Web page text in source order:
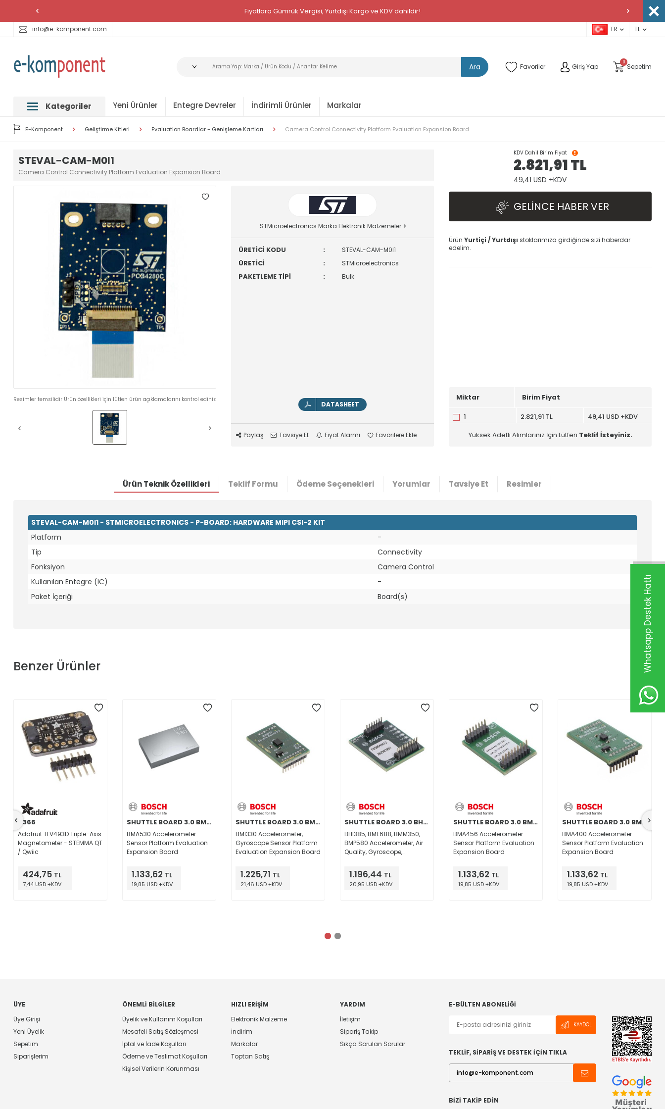
Whatsapp Destek Hattı
Fiyatlara Gümrük Vergisi, Yurtdışı Kargo ve KDV dahildir!
info@e-komponent.com TR TL
Ara Favoriler Giriş Yap
0
Sepetim
Kategoriler Yeni Ürünler Entegre Devreler İndirimli Ürünler Markalar
E-Komponent Geliştirme Kitleri Evaluation Boardlar - Genişleme Kartları Camera Control Connectivity Platform Evaluation Expansion Board
STEVAL-CAM-M0I1
Camera Control Connectivity Platform Evaluation Expansion Board
Resimler temsilidir Ürün özellikleri için lütfen ürün açıklamalarını kontrol ediniz
STMicroelectronics Marka Elektronik Malzemeler
ÜRETİCİ KODU : STEVAL-CAM-M0I1
ÜRETİCİ : STMicroelectronics
PAKETLEME TİPİ : Bulk
DATASHEET
Paylaş Tavsiye Et Fiyat Alarmı Favorilere Ekle
KDV Dahil Birim Fiyat
2.821,91TL
49,41 USD +KDV
GELINCE HABER VER
Ürün Yurtiçi / Yurtdışı stoklarımıza girdiğinde sizi haberdar
edelim.
Miktar Birim Fiyat
1 2.821,91 TL
49,41 USD +KDV
Yüksek Adetli Alımlarınız İçin Lütfen Teklif İsteyiniz.
Ürün Teknik Özellikleri Teklif Formu Ödeme Seçenekleri Yorumlar Tavsiye Et Resimler
STEVAL-CAM-M0I1 - STMICROELECTRONICS - P-BOARD: HARDWARE MIPI CSI-2 KIT
Platform
-
Tip
Connectivity
Fonksiyon
Camera Control
Kullanılan Entegre (IC)
-
Paket İçeriği
Board(s)
Benzer Ürünler
4366
Adafruit TLV493D Triple-Axis
Magnetometer - STEMMA QT
/ Qwiic
424,75 TL
7,44 USD +KDV
SHUTTLE BOARD 3.0 BMA530
BMA530 Accelerometer
Sensor Platform Evaluation
Expansion Board
1.133,62 TL
19,85 USD +KDV
SHUTTLE BOARD 3.0 BMI330
BMI330 Accelerometer,
Gyroscope Sensor Platform
Evaluation Expansion Board
1.225,71 TL
21,46 USD +KDV
SHUTTLE BOARD 3.0 BHI385
BHI385, BME688, BMM350,
BMP580 Accelerometer, Air
Quality, Gyroscope,
Pressure, Temperature
Sensor Platform Evaluation
Expansion Board
1.196,44 TL
20,95 USD +KDV
SHUTTLE BOARD 3.0 BMA456
BMA456 Accelerometer
Sensor Platform Evaluation
Expansion Board
1.133,62 TL
19,85 USD +KDV
SHUTTLE BOARD 3.0 BMA400
BMA400 Accelerometer
Sensor Platform Evaluation
Expansion Board
1.133,62 TL
19,85 USD +KDV
ÜYE
Üye Girişi
Yeni Üyelik
Sepetim
Siparişlerim
ÖNEMLI BILGILER
Üyelik ve Kullanım Koşulları
Mesafeli Satış Sözleşmesi
İptal ve İade Koşulları
Ödeme ve Teslimat Koşulları
Kişisel Verilerin Korunması
HIZLI ERIŞIM
Elektronik Malzeme
İndirim
Markalar
Toptan Satış
YARDIM
İletişim
Sipariş Takip
Sıkça Sorulan Sorular
E-BÜLTEN ABONELIĞI
KAYDOL
TEKLİF, SİPARİŞ VE DESTEK İÇİN TIKLA
BIZI TAKIP EDIN